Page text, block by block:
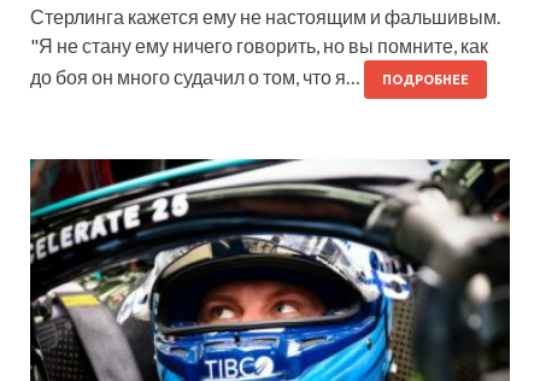
Стерлинга кажется ему не настоящим и фальшивым.
"Я не стану ему ничего говорить, но вы помните, как
до боя он много судачил о том, что я…
ПОДРОБНЕЕ